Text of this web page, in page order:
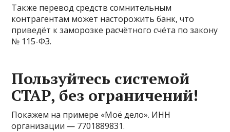
Также перевод средств сомнительным
контрагентам может насторожить банк, что
приведёт к заморозке расчётного счёта по закону
№ 115-ФЗ.
Пользуйтесь системой
СТАР, без ограничений!
Покажем на примере «Моё дело». ИНН
организации — 7701889831.